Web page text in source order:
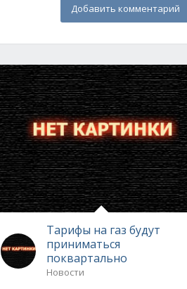
Добавить комментарий
Тарифы на газ будут
приниматься
поквартально
Новости